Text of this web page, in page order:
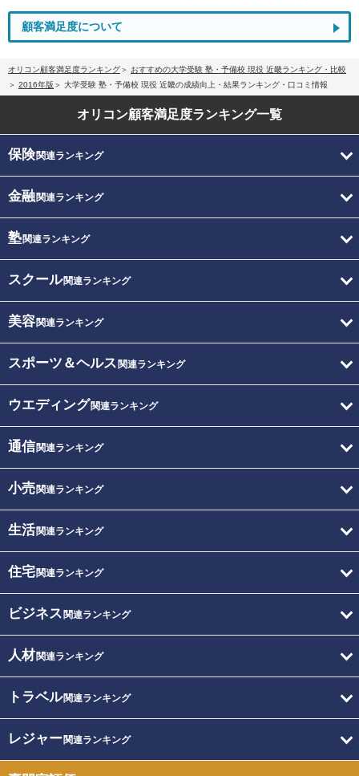
顧客満足度について
オリコン顧客満足度ランキング
おすすめの大学受験 塾・予備校 現役 近畿ランキング・比較
2016年版
大学受験 塾・予備校 現役 近畿の成績向上・結果ランキング・口コミ情報
オリコン顧客満足度ランキング一覧
保険関連ランキング
金融関連ランキング
塾関連ランキング
スクール関連ランキング
美容関連ランキング
スポーツ＆ヘルス 関連ランキング
ウエディング関連ランキング
通信関連ランキング
小売関連ランキング
生活関連ランキング
住宅関連ランキング
ビジネス 関連ランキング
人材関連ランキング
トラベル関連ランキング
レジャー関連ランキング